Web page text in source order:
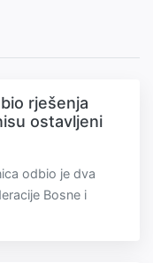
rješenja
ostavljeni
odbio je dva
Bosne i